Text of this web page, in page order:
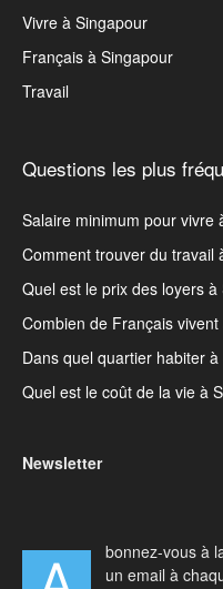
Vivre à Singapour
Français à Singapour
Travail
Questions les plus
Salaire minimum pour vivre
Comment trouver du travail
Quel est le prix des loyers à
Combien de Français
Dans quel quartier habiter
Quel est le coût de la vie à
Newsletter
bonnez-vous à
un email à